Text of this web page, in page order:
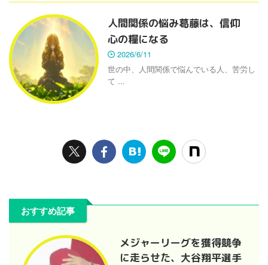
人間関係の悩み葛藤は、信仰
心の糧になる
2026/6/11
世の中、人間関係で悩んでいる人、苦労し
て ...
おすすめ記事
メジャーリーグを獲得競争
に走らせた、大谷翔平選手